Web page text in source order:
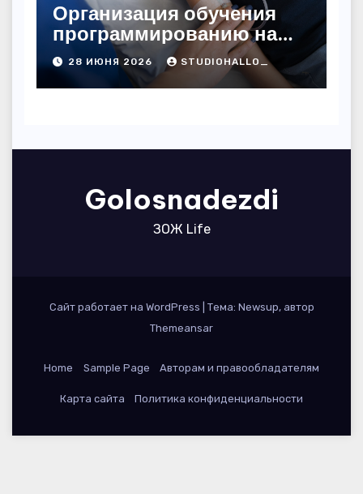
Организация обучения
программированию на
дому
28 ИЮНЯ 2026 STUDIOHALLO_
Golosnadezdi
ЗОЖ Life
Сайт работает на WordPress
Тема: Newsup, автор
Themeansar
Home Sample Page Авторам и правообладателям
Карта сайта Политика конфиденциальности